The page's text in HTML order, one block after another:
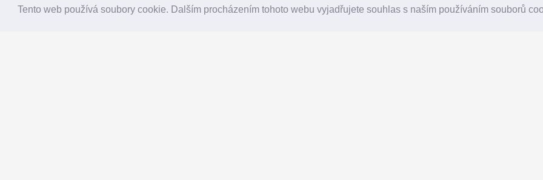
Tento web používá soubory cookie. Dalším procházením tohoto webu vyjadřujete souhlas s naším používáním souborů